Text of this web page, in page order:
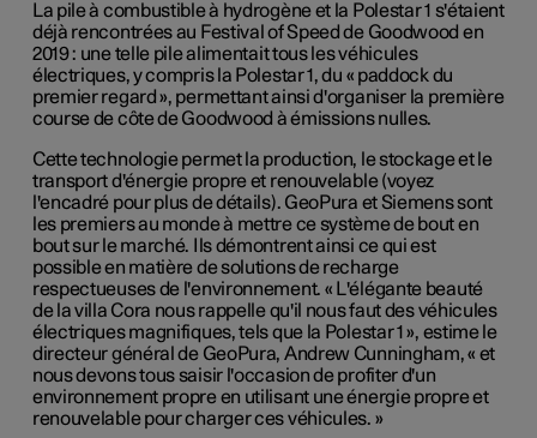
La pile à combustible à hydrogène et la Polestar 1 s'étaient
déjà rencontrées au Festival of Speed de Goodwood en
2019 : une telle pile alimentait tous les véhicules
électriques, y compris la Polestar 1, du « paddock du
premier regard », permettant ainsi d'organiser la première
course de côte de Goodwood à émissions nulles.
Cette technologie permet la production, le stockage et le
transport d'énergie propre et renouvelable (voyez
l'encadré pour plus de détails). GeoPura et Siemens sont
les premiers au monde à mettre ce système de bout en
bout sur le marché. Ils démontrent ainsi ce qui est
possible en matière de solutions de recharge
respectueuses de l'environnement. « L'élégante beauté
de la villa Cora nous rappelle qu'il nous faut des véhicules
électriques magnifiques, tels que la Polestar 1 », estime le
directeur général de GeoPura, Andrew Cunningham, « et
nous devons tous saisir l'occasion de profiter d'un
environnement propre en utilisant une énergie propre et
renouvelable pour charger ces véhicules. »